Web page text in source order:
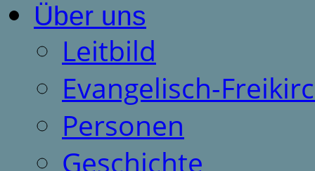
Über uns
Leitbild
Evangelisch-
Personen
Geschichte